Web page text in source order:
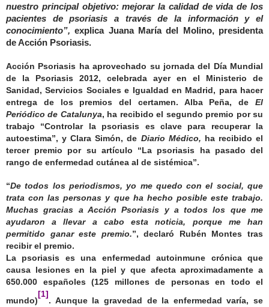
nuestro principal objetivo: mejorar la calidad de vida de los
pacientes de psoriasis a través de la información y el
conocimiento”,explica Juana María del Molino, presidenta
de Acción Psoriasis.
Acción Psoriasis ha aprovechado su jornada del Día Mundial
de la Psoriasis 2012, celebrada ayer en el Ministerio de
Sanidad, Servicios Sociales e Igualdad en Madrid, para hacer
entrega de los premios del certamen. Alba Peña, de El
Periódico de Catalunya, ha recibido el segundo premio por su
trabajo “Controlar la psoriasis es clave para recuperar la
autoestima”, y Clara Simón, de Diario Médico, ha recibido el
tercer premio por su artículo “La psoriasis ha pasado del
rango de enfermedad cutánea al de sistémica”.
“De todos los periodismos, yo me quedo con el social, que
trata con las personas y que ha hecho posible este trabajo.
Muchas gracias a Acción Psoriasis y a todos los que me
ayudaron a llevar a cabo esta noticia, porque me han
permitido ganar este premio.”, declaró Rubén Montestras
recibir el premio.
La psoriasis es una enfermedad autoinmune crónica que
causa lesiones en la piel y que afecta aproximadamente a
650.000 españoles (125 millones de personas en todo el
mundo)
[1]
. Aunque la gravedad de la enfermedad varía, se